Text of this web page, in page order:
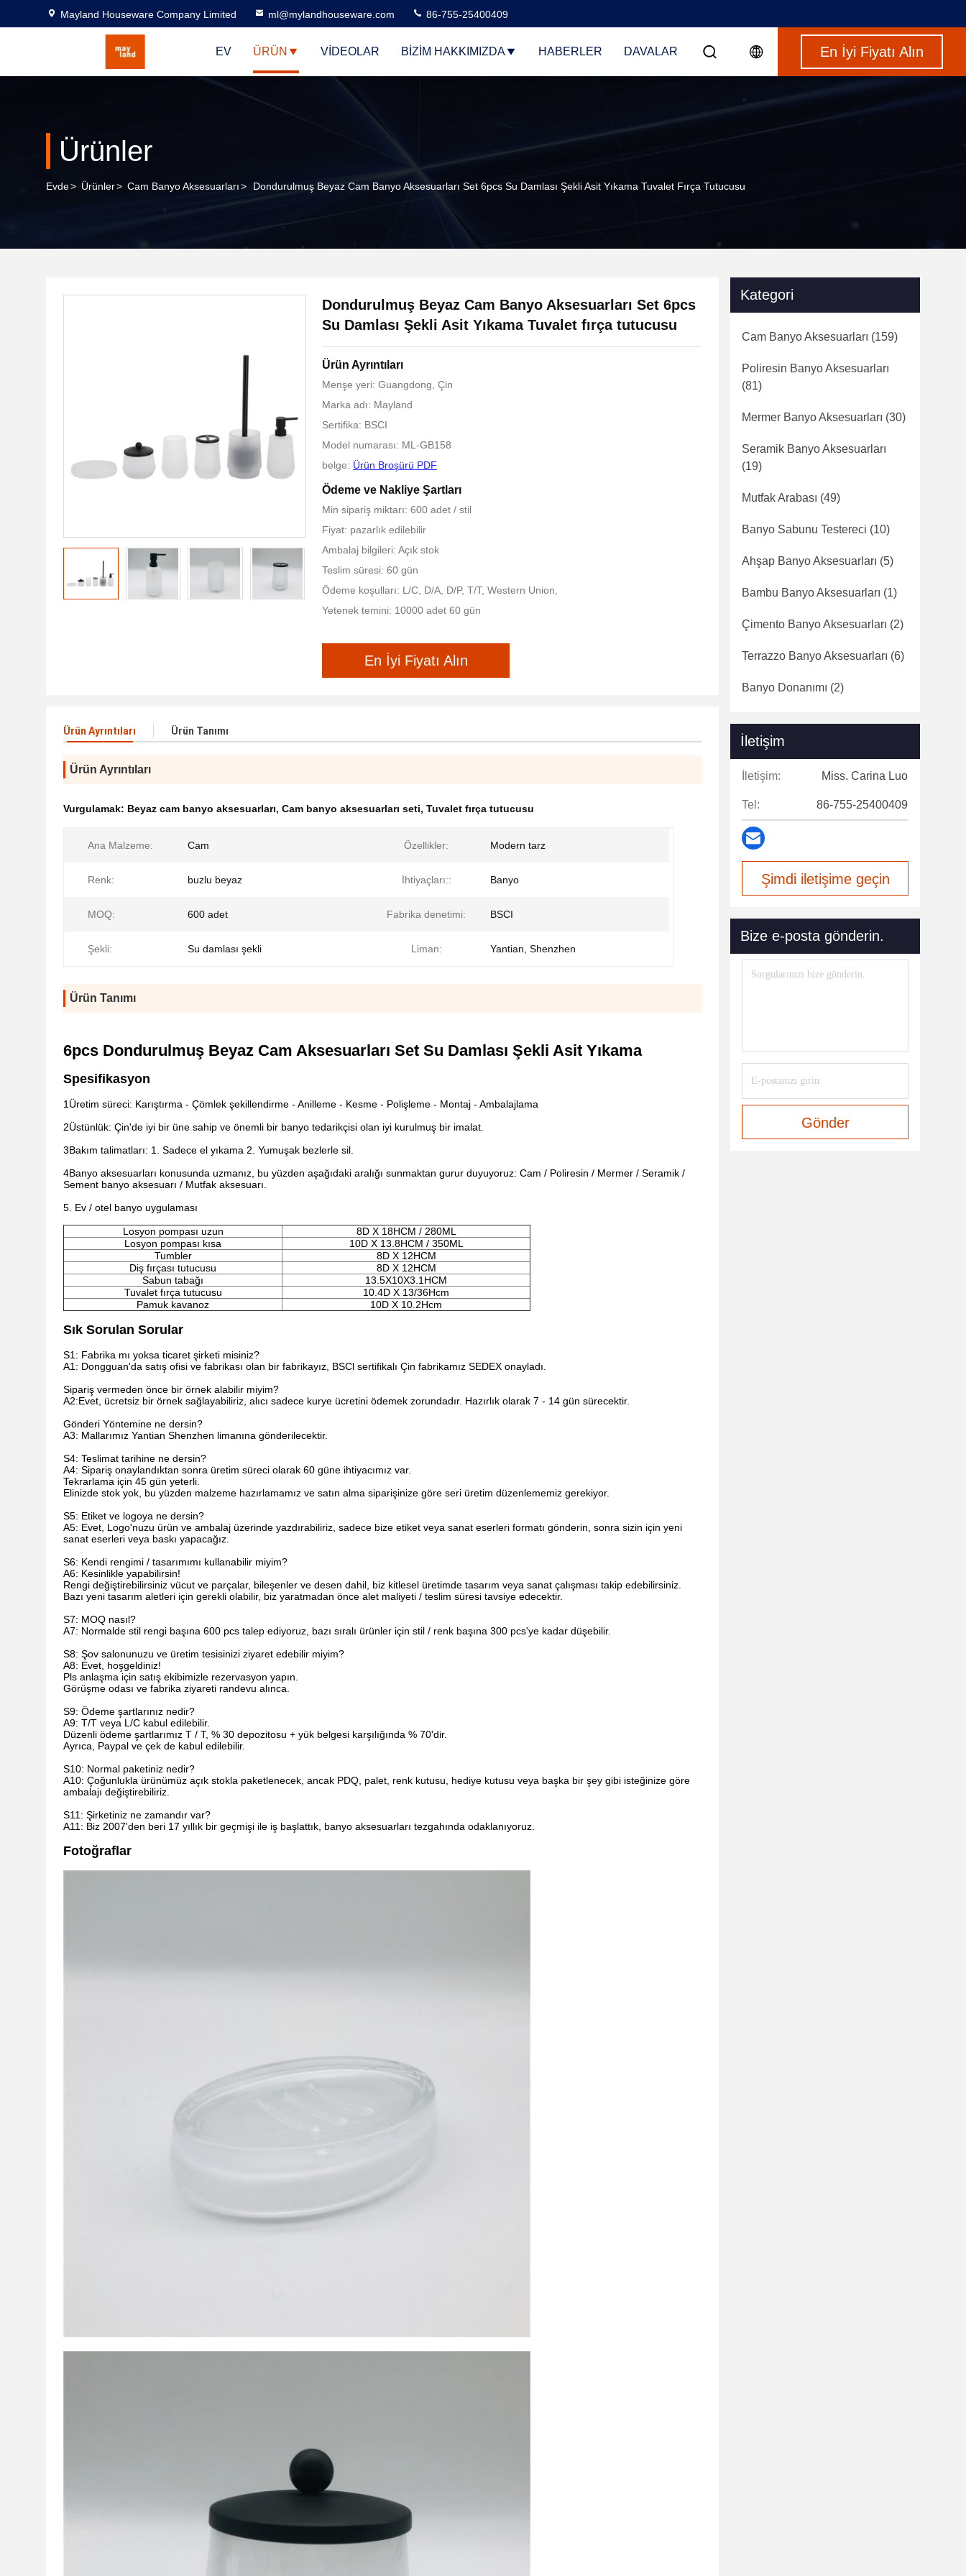
Mayland Houseware Company Limited ml@mylandhouseware.com 86-755-25400409
EV ÜRÜN VIDEOLAR BIZIM HAKKIMIZDA HABERLER DAVALAR En İyi Fiyatı Alın
Ürünler
Evde> Ürünler> Cam Banyo Aksesuarları> Dondurulmuş Beyaz Cam Banyo Aksesuarları Set 6pcs Su Damlası Şekli Asit Yıkama Tuvalet Fırça Tutucusu
Dondurulmuş Beyaz Cam Banyo Aksesuarları Set 6pcs
Su Damlası Şekli Asit Yıkama Tuvalet fırça tutucusu
Ürün Ayrıntıları
Menşe yeri: Guangdong, Çin
Marka adı: Mayland
Sertifika: BSCI
Model numarası: ML-GB158
belge: Ürün Broşürü PDF
Ödeme ve Nakliye Şartları
Min sipariş miktarı: 600 adet / stil
Fiyat: pazarlık edilebilir
Ambalaj bilgileri: Açık stok
Teslim süresi: 60 gün
Ödeme koşulları: L/C, D/A, D/P, T/T, Western Union,
Yetenek temini: 10000 adet 60 gün
En İyi Fiyatı Alın
Ürün Ayrıntıları Ürün Tanımı
Ürün Ayrıntıları
Vurgulamak: Beyaz cam banyo aksesuarları, Cam banyo aksesuarları seti, Tuvalet fırça tutucusu
Ana Malzeme: Cam Özellikler: Modern tarz
Renk: buzlu beyaz İhtiyaçları:: Banyo
MOQ: 600 adet Fabrika denetimi: BSCI
Şekli: Su damlası şekli Liman: Yantian, Shenzhen
Ürün Tanımı
6pcs Dondurulmuş Beyaz Cam Aksesuarları Set Su Damlası Şekli Asit Yıkama
Spesifikasyon
1Üretim süreci: Karıştırma - Çömlek şekillendirme - Anilleme - Kesme - Polişleme - Montaj - Ambalajlama
2Üstünlük: Çin'de iyi bir üne sahip ve önemli bir banyo tedarikçisi olan iyi kurulmuş bir imalat.
3Bakım talimatları: 1. Sadece el yıkama 2. Yumuşak bezlerle sil.
4Banyo aksesuarları konusunda uzmanız, bu yüzden aşağıdaki aralığı sunmaktan gurur duyuyoruz: Cam / Poliresin / Mermer / Seramik /
Sement banyo aksesuarı / Mutfak aksesuarı.
5. Ev / otel banyo uygulaması
Losyon pompası uzun
8D X 18HCM / 280ML
Losyon pompası kısa
10D X 13.8HCM / 350ML
Tumbler
8D X 12HCM
Diş fırçası tutucusu
8D X 12HCM
Sabun tabağı
13.5X10X3.1HCM
Tuvalet fırça tutucusu
10.4D X 13/36Hcm
Pamuk kavanoz
10D X 10.2Hcm
Sık Sorulan Sorular
S1: Fabrika mı yoksa ticaret şirketi misiniz?
A1: Dongguan'da satış ofisi ve fabrikası olan bir fabrikayız, BSCl sertifikalı Çin fabrikamız SEDEX onayladı.
Sipariş vermeden önce bir örnek alabilir miyim?
A2:Evet, ücretsiz bir örnek sağlayabiliriz, alıcı sadece kurye ücretini ödemek zorundadır. Hazırlık olarak 7 - 14 gün sürecektir.
Gönderi Yöntemine ne dersin?
A3: Mallarımız Yantian Shenzhen limanına gönderilecektir.
S4: Teslimat tarihine ne dersin?
A4: Sipariş onaylandıktan sonra üretim süreci olarak 60 güne ihtiyacımız var.
Tekrarlama için 45 gün yeterli.
Elinizde stok yok, bu yüzden malzeme hazırlamamız ve satın alma siparişinize göre seri üretim düzenlememiz gerekiyor.
S5: Etiket ve logoya ne dersin?
A5: Evet, Logo'nuzu ürün ve ambalaj üzerinde yazdırabiliriz, sadece bize etiket veya sanat eserleri formatı gönderin, sonra sizin için yeni
sanat eserleri veya baskı yapacağız.
S6: Kendi rengimi / tasarımımı kullanabilir miyim?
A6: Kesinlikle yapabilirsin!
Rengi değiştirebilirsiniz vücut ve parçalar, bileşenler ve desen dahil, biz kitlesel üretimde tasarım veya sanat çalışması takip edebilirsiniz.
Bazı yeni tasarım aletleri için gerekli olabilir, biz yaratmadan önce alet maliyeti / teslim süresi tavsiye edecektir.
S7: MOQ nasıl?
A7: Normalde stil rengi başına 600 pcs talep ediyoruz, bazı sıralı ürünler için stil / renk başına 300 pcs'ye kadar düşebilir.
S8: Şov salonunuzu ve üretim tesisinizi ziyaret edebilir miyim?
A8: Evet, hoşgeldiniz!
Pls anlaşma için satış ekibimizle rezervasyon yapın.
Görüşme odası ve fabrika ziyareti randevu alınca.
S9: Ödeme şartlarınız nedir?
A9: T/T veya L/C kabul edilebilir.
Düzenli ödeme şartlarımız T / T, % 30 depozitosu + yük belgesi karşılığında % 70'dir.
Ayrıca, Paypal ve çek de kabul edilebilir.
S10: Normal paketiniz nedir?
A10: Çoğunlukla ürünümüz açık stokla paketlenecek, ancak PDQ, palet, renk kutusu, hediye kutusu veya başka bir şey gibi isteğinize göre
ambalajı değiştirebiliriz.
S11: Şirketiniz ne zamandır var?
A11: Biz 2007'den beri 17 yıllık bir geçmişi ile iş başlattık, banyo aksesuarları tezgahında odaklanıyoruz.
Fotoğraflar
Kategori
Cam Banyo Aksesuarları (159)
Poliresin Banyo Aksesuarları
(81)
Mermer Banyo Aksesuarları (30)
Seramik Banyo Aksesuarları
(19)
Mutfak Arabası (49)
Banyo Sabunu Testereci (10)
Ahşap Banyo Aksesuarları (5)
Bambu Banyo Aksesuarları (1)
Çimento Banyo Aksesuarları (2)
Terrazzo Banyo Aksesuarları (6)
Banyo Donanımı (2)
İletişim
İletişim: Miss. Carina Luo
Tel: 86-755-25400409
Şimdi iletişime geçin
Bize e-posta gönderin.
Gönder